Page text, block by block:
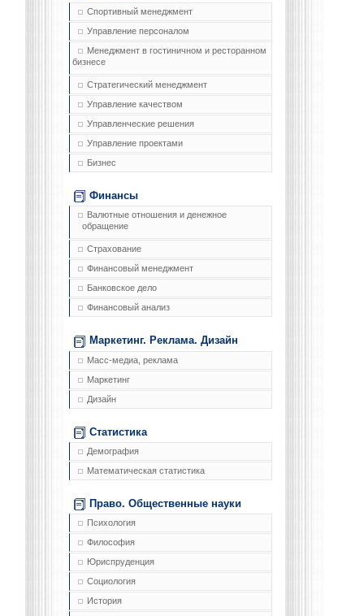
Спортивный менеджмент
Управление персоналом
Менеджмент в гостиничном и ресторанном
бизнесе
Стратегический менеджмент
Управление качеством
Управленческие решения
Управление проектами
Бизнес
Финансы
Валютные отношения и денежное
обращение
Страхование
Финансовый менеджмент
Банковское дело
Финансовый анализ
Маркетинг. Реклама. Дизайн
Масс-медиа, реклама
Маркетинг
Дизайн
Статистика
Демография
Математическая статистика
Право. Общественные науки
Психология
Философия
Юриспруденция
Социология
История